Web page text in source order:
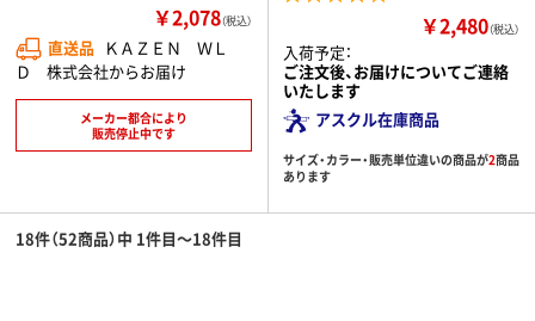
￥2,078（税込）
直送品
ＫＡＺＥＮ ＷＬ
Ｄ 株式会社からお届け
メーカー都合により
販売停止中です
￥2,480（税込）
入荷予定：
ご注文後、お届けについてご連絡
いたします
アスクル在庫商品
サイズ・カラー・販売単位違いの商品が2商品
あります
18件（52商品）中 1件目～18件目